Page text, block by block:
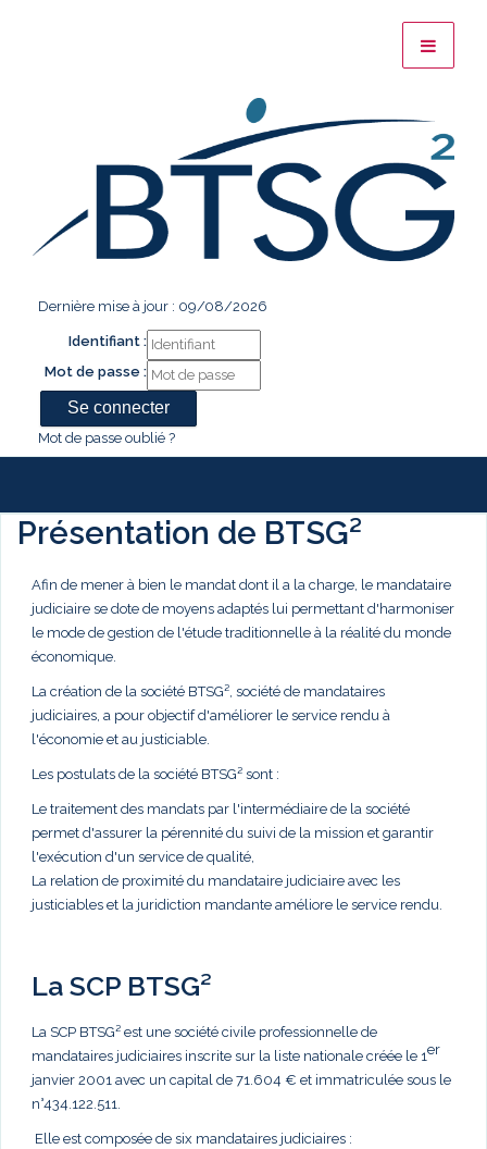
Dernière mise à jour : 09/08/2026
Identifiant :
Mot de passe :
Mot de passe oublié ?
Présentation de BTSG²
Afin de mener à bien le mandat dont il a la charge, le mandataire
judiciaire se dote de moyens adaptés lui permettant d'harmoniser
le mode de gestion de l'étude traditionnelle à la réalité du monde
économique.
La création de la société BTSG², société de mandataires
judiciaires, a pour objectif d'améliorer le service rendu à
l'économie et au justiciable.
Les postulats de la société BTSG² sont :
Le traitement des mandats par l'intermédiaire de la société
permet d'assurer la pérennité du suivi de la mission et garantir
l'exécution d'un service de qualité,
La relation de proximité du mandataire judiciaire avec les
justiciables et la juridiction mandante améliore le service rendu.
La SCP BTSG²
La SCP BTSG² est une société civile professionnelle de
mandataires judiciaires inscrite sur la liste nationale créée le 1er
janvier 2001 avec un capital de 71.604 € et immatriculée sous le
n°434.122.511.
Elle est composée de six mandataires judiciaires :